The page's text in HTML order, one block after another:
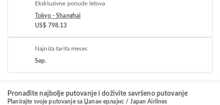
Ekskluzivne ponude letova
Tokyo - Shanghai
US$ 798.13
Najniža tarifa mesec
Sep.
Pronađite najbolje putovanje i doživite savršeno putovanje
Planirajte svoje putovanje sa Џапан ерлајнс / Japan Airlines